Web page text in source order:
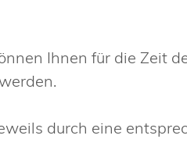
Ihnen für die Zeit
durch eine